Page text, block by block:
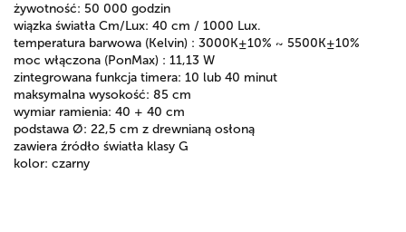
żywotność: 50 000 godzin
wiązka światła Cm/Lux: 40 cm / 1000 Lux.
temperatura barwowa (Kelvin) : 3000K±10% ~ 5500K±10%
moc włączona (PonMax) : 11,13 W
zintegrowana funkcja timera: 10 lub 40 minut
maksymalna wysokość: 85 cm
wymiar ramienia: 40 + 40 cm
podstawa Ø: 22,5 cm z drewnianą osłoną
zawiera źródło światła klasy G
kolor: czarny